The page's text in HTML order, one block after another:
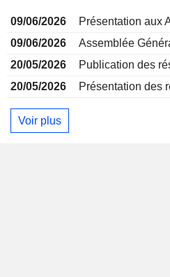
09/06/2026
Présentation aux
09/06/2026
Assemblée
20/05/2026
Publication des
20/05/2026
Présentation des
Voir plus